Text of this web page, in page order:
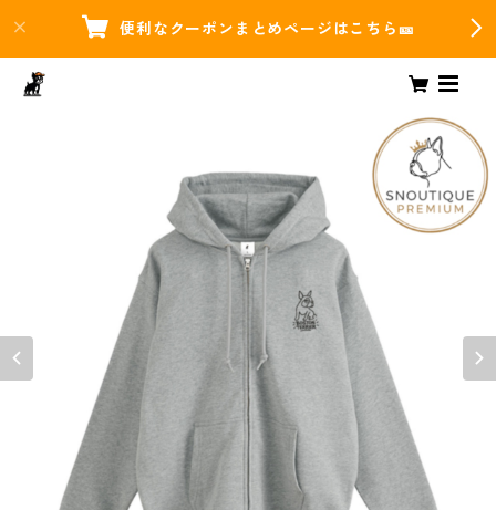
便利なクーポンまとめページはこちら🎫